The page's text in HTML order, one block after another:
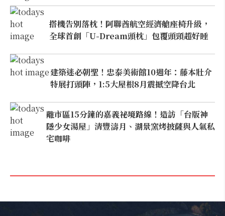
搭機告別落枕！阿聯酋航空經濟艙座椅升級，
全球首創「U-Dream頭枕」包覆頭頸超好睡
建築迷必朝聖！忠泰美術館10週年：藤本壯介
特展打頭陣，1:5大屋根8月震撼空降台北
離市區15分鐘的嘉義祕境路線！造訪「台版神
隱少女湯屋」清豐濤月、湖景窯烤披薩與人氣私
宅咖啡